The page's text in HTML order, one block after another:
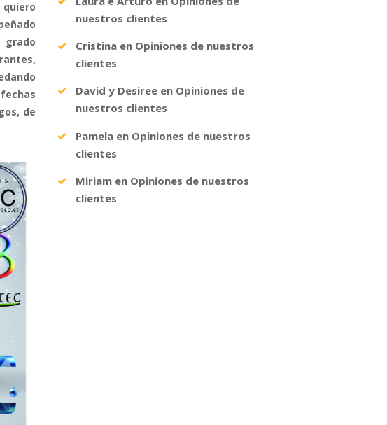
de
nuestros clientes
Cristinaen Opiniones de nuestros
clientes
David y Desireeen Opiniones de
nuestros clientes
Pamelaen Opiniones de nuestros
clientes
Miriamen Opiniones de nuestros
clientes